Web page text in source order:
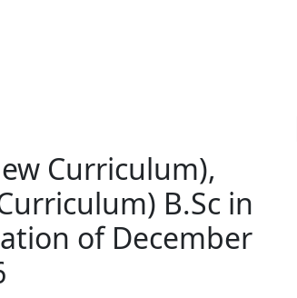
Curriculum),
B.Sc in
of December